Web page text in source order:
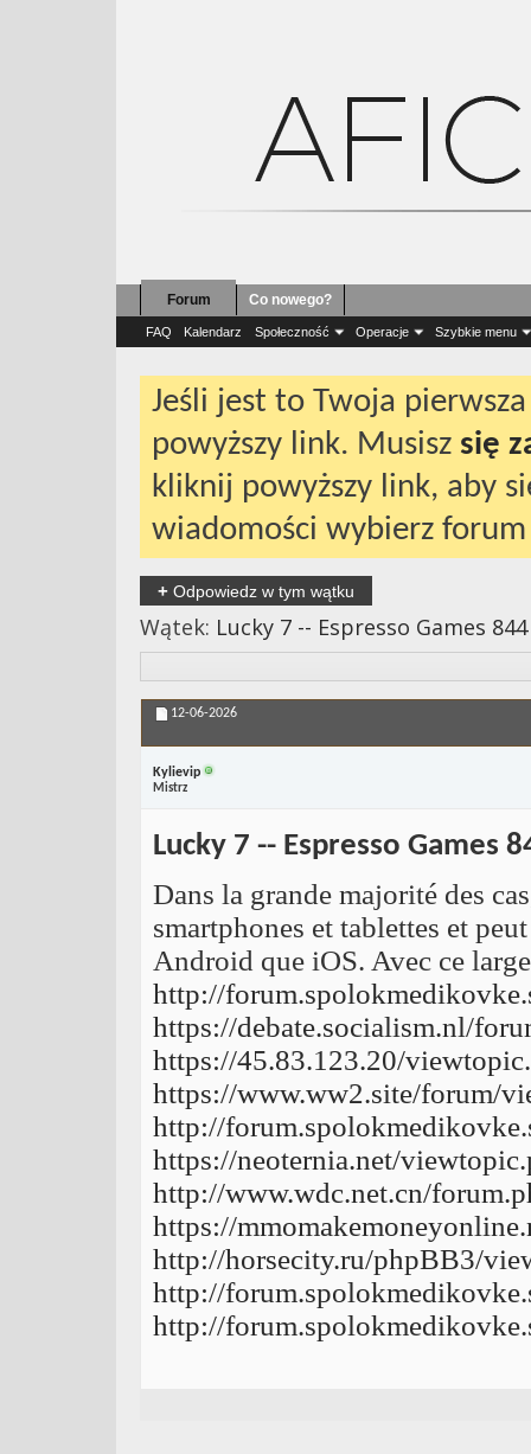
Forum
FAQ Kalendarz Społeczność Operacje Szybkie menu
Co nowego?
Forum Koncert
Jeśli jest to Twoja
powyższy link. Musisz się
kliknij powyższy link, aby
wiadomości wybierz
+ Odpowiedz w tym wątku
Wątek: Lucky 7 -- Espresso Games 844
12-06-2026
Kylievip
Mistrz
Lucky 7 -- Espresso Games
Dans la grande majorité des
smartphones et tablettes et
Android que iOS. Avec ce
http://
https://debate.socialism.nl/
https://45.83.123.20/
https://www.ww2.site/forum/
http://
https://neoternia.net/
http://www.wdc.net.cn/
https://
http://horsecity.ru/phpBB3/
http://
http://